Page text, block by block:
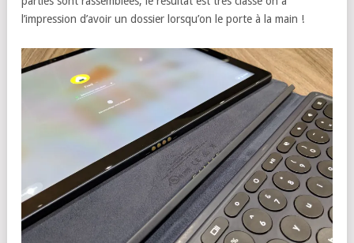
l’impression d’avoir un dossier lorsqu’on le porte à la main !